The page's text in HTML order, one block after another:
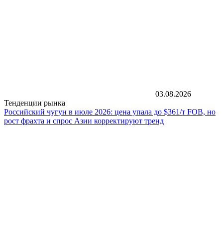
03.08.2026
Тенденции рынка
Российский чугун в июле 2026: цена упала до $361/т FOB, но
рост фрахта и спрос Азии корректируют тренд